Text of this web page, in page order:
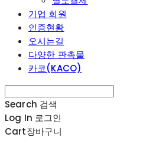
기업 회원
인증현황
오시는길
다양한 판촉물
카코(KACO)
Search 검색
Log In 로그인
Cart장바구니